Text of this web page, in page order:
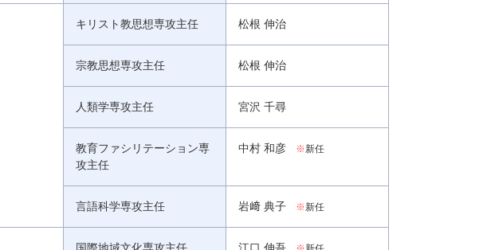
キリスト教思想専攻主任 松根 伸治
宗教思想専攻主任 松根 伸治
人類学専攻主任 宮沢 千尋
教育ファシリテーション専
攻主任
中村 和彦 ※新任
言語科学専攻主任 岩﨑 典子 ※新任